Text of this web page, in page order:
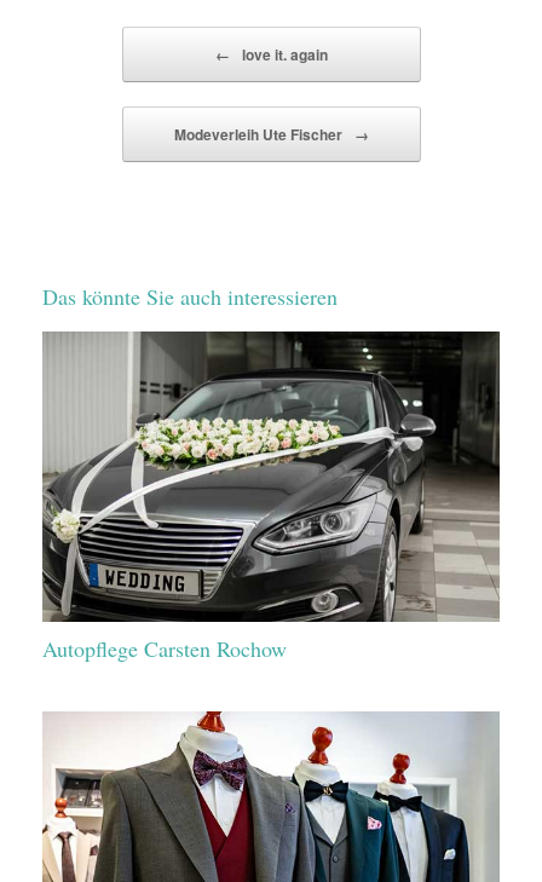
← love it. again
Modeverleih Ute Fischer →
Das könnte Sie auch interessieren
Autopflege Carsten Rochow